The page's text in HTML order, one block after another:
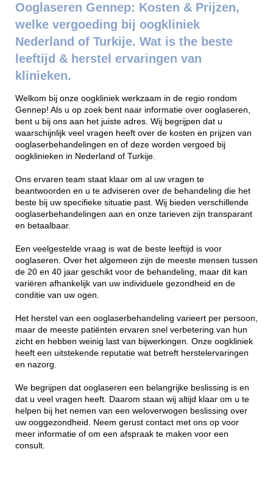
Ooglaseren Gennep: Kosten & Prijzen,
welke vergoeding bij oogkliniek
Nederland of Turkije. Wat is the beste
leeftijd & herstel ervaringen van
klinieken.
Welkom bij onze oogkliniek werkzaam in de regio rondom
Gennep! Als u op zoek bent naar informatie over ooglaseren,
bent u bij ons aan het juiste adres. Wij begrijpen dat u
waarschijnlijk veel vragen heeft over de kosten en prijzen van
ooglaserbehandelingen en of deze worden vergoed bij
oogklinieken in Nederland of Turkije.
Ons ervaren team staat klaar om al uw vragen te
beantwoorden en u te adviseren over de behandeling die het
beste bij uw specifieke situatie past. Wij bieden verschillende
ooglaserbehandelingen aan en onze tarieven zijn transparant
en betaalbaar.
Een veelgestelde vraag is wat de beste leeftijd is voor
ooglaseren. Over het algemeen zijn de meeste mensen tussen
de 20 en 40 jaar geschikt voor de behandeling, maar dit kan
variëren afhankelijk van uw individuele gezondheid en de
conditie van uw ogen.
Het herstel van een ooglaserbehandeling varieert per persoon,
maar de meeste patiënten ervaren snel verbetering van hun
zicht en hebben weinig last van bijwerkingen. Onze oogkliniek
heeft een uitstekende reputatie wat betreft herstelervaringen
en nazorg.
We begrijpen dat ooglaseren een belangrijke beslissing is en
dat u veel vragen heeft. Daarom staan wij altijd klaar om u te
helpen bij het nemen van een weloverwogen beslissing over
uw ooggezondheid. Neem gerust contact met ons op voor
meer informatie of om een afspraak te maken voor een
consult.